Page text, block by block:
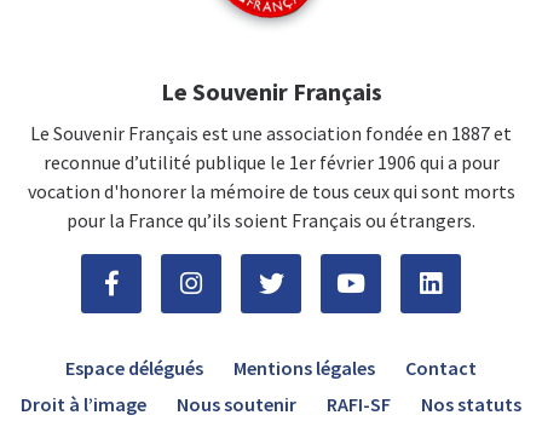
Le Souvenir Français
Le Souvenir Français est une association fondée en 1887 et
reconnue d’utilité publique le 1er février 1906 qui a pour
vocation d'honorer la mémoire de tous ceux qui sont morts
pour la France qu’ils soient Français ou étrangers.
Espace délégués Mentions légales
Contact
Droit à l’image
Nous soutenir RAFI-SF Nos statuts